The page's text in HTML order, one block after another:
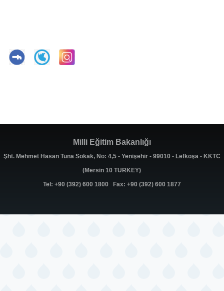
Milli Eğitim Bakanlığı
Şht. Mehmet Hasan Tuna Sokak, No: 4,5 - Yenişehir - 99010 - Lefkoşa - KKTC
(Mersin 10 TURKEY)
Tel: +90 (392) 600 1800 Fax: +90 (392) 600 1877